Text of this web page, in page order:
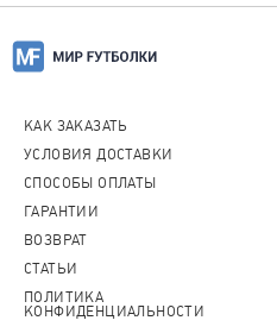
КАК ЗАКАЗАТЬ
УСЛОВИЯ ДОСТАВКИ
СПОСОБЫ ОПЛАТЫ
ГАРАНТИИ
ВОЗВРАТ
СТАТЬИ
ПОЛИТИКА
КОНФИДЕНЦИАЛЬНОСТИ